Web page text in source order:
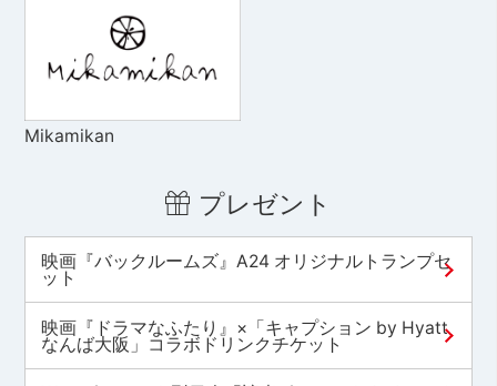
Mikamikan
プレゼント
映画『バックルームズ』A24 オリジナルトランプセ
ット
映画『ドラマなふたり』×「キャプション by Hyatt
なんば大阪」コラボドリンクチケット